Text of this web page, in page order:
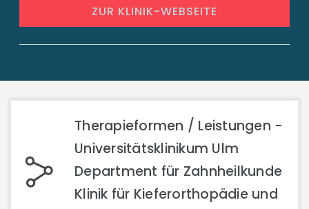
ZUR KLINIK-WEBSEITE
Therapieformen / Leistungen -
Universitätsklinikum Ulm
Department für Zahnheilkunde
Klinik für Kieferorthopädie und